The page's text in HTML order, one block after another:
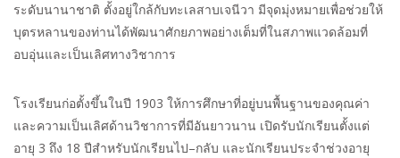
ระดับนานาชาติ ตั้งอยู่ใกล้กับทะเลสาบเจนีวา มีจุดมุ่งหมายเพื่อช่วยให้
บุตรหลานของท่านได้พัฒนาศักยภาพอย่างเต็มที่ในสภาพแวดล้อมที่
อบอุ่นและเป็นเลิศทางวิชาการ
โรงเรียนก่อตั้งขึ้นในปี 1903 ให้การศึกษาที่อยู่บนพื้นฐานของคุณค่า
และความเป็นเลิศด้านวิชาการที่มีอันยาวนาน เปิดรับนักเรียนตั้งแต่
อายุ 3 ถึง 18 ปีสำหรับนักเรียนไป–กลับ และนักเรียนประจำช่วงอายุ